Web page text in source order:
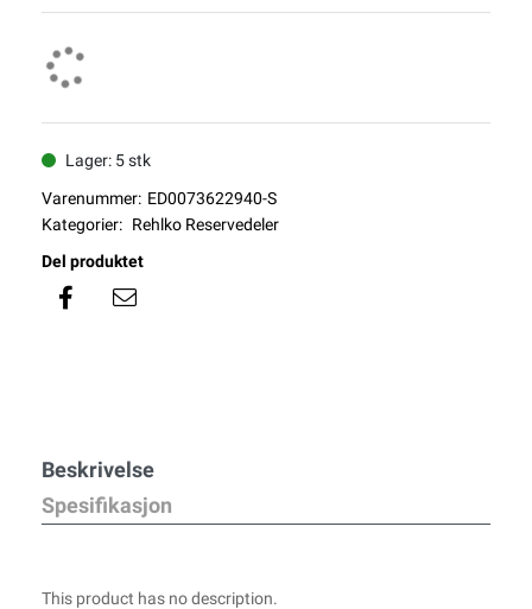
Lager: 5 stk
Varenummer: ED0073622940-S
Kategorier: Rehlko Reservedeler
Del produktet
Beskrivelse
Spesifikasjon
This product has no description.